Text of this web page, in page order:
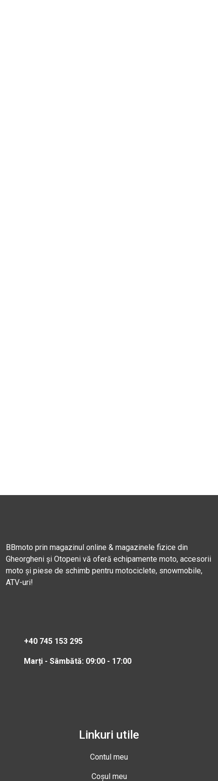
BBmoto prin magazinul online & magazinele fizice din
Gheorgheni și Otopeni vă oferă echipamente moto, accesorii
moto și piese de schimb pentru motociclete, snowmobile,
ATV-uri!
+40 745 153 295
Marți - Sâmbătă: 09:00 - 17:00
Linkuri utile
Contul meu
Coșul meu